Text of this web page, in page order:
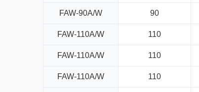
FAW-90A/W 90
FAW-110A/W 110
FAW-110A/W 110
FAW-110A/W 110